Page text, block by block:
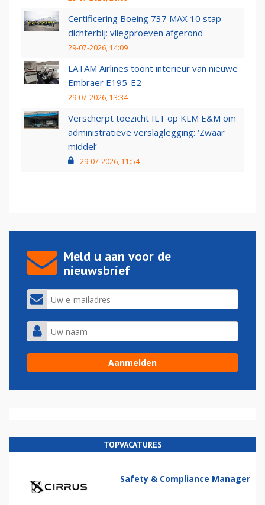
Certificering Boeing 737 MAX 10 stap
dichterbij: vliegproeven afgerond
29-07-2026, 14:09
LATAM Airlines toont interieur van nieuwe
Embraer E195-E2
29-07-2026, 13:34
Verscherpt toezicht ILT op KLM E&M om
administratieve verslaglegging: ‘Zwaar
middel’
29-07-2026, 11:54
Meld u aan voor de
nieuwsbrief
TOPVACATURES
Safety & Compliance Manager